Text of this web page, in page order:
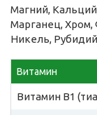
Магний,
Марганец, Хром,
Никель,
Витамин
Витамин B1